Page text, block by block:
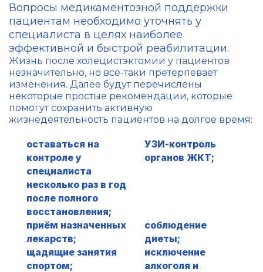
Вопросы медикаментозной поддержки
пациентам необходимо уточнять у
специалиста в целях наиболее
эффективной и быстрой реабилитации.
Жизнь после холецистэктомии у пациентов
незначительно, но всё-таки претерпевает
изменения. Далее будут перечислены
некоторые простые рекомендации, которые
помогут сохранить активную
жизнедеятельность пациентов на долгое время:
оставаться на
контроле у
специалиста
несколько раз в год
после полного
восстановления;
УЗИ-контроль
органов ЖКТ;
приём назначенных
лекарств;
соблюдение
диеты;
щадящие занятия
спортом;
исключение
алкоголя и